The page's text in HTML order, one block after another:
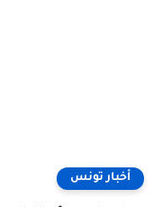
أخبار تونس